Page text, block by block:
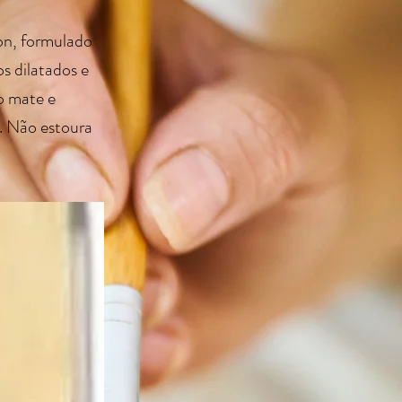
formulado
dilatados e
mate e
Não estoura